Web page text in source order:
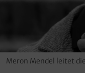
Meron Mendel leitet